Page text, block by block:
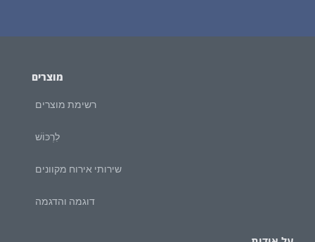
מוצרים
רשימת מוצרים
לִרְכּוֹשׁ
שירותי אירוח מקוונים
דוגמה והדגמה